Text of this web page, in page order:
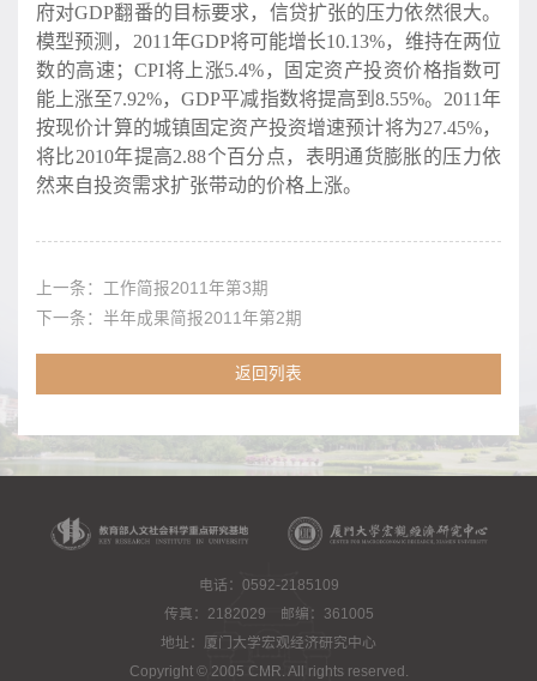
府对GDP翻番的目标要求，信贷扩张的压力依然很大。
模型预测，2011年GDP将可能增长10.13%，维持在两位
数的高速；CPI将上涨5.4%，固定资产投资价格指数可
能上涨至7.92%，GDP平减指数将提高到8.55%。2011年
按现价计算的城镇固定资产投资增速预计将为27.45%，
将比2010年提高2.88个百分点，表明通货膨胀的压力依
然来自投资需求扩张带动的价格上涨。
上一条： 工作简报2011年第3期
下一条： 半年成果简报2011年第2期
返回列表
电话：0592-2185109
传真：2182029 邮编：361005
地址：厦门大学宏观经济研究中心
Copyright © 2005 CMR. All rights reserved.